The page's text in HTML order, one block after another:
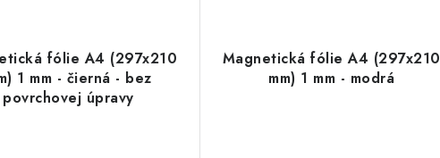
fólie A4 (297x210
1 mm - čierná - bez
povrchovej úpravy
Magnetická fólie A4 (297x210
mm) 1 mm - modrá